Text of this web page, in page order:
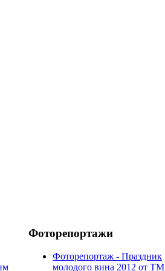
Фоторепортажи
Фоторепортаж - Праздник
молодого вина 2012 от ТМ